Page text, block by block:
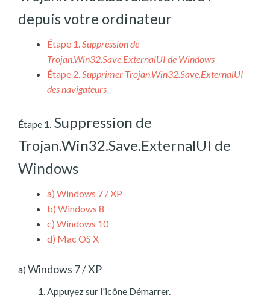
depuis votre ordinateur
Étape 1.Suppression de
Trojan.Win32.Save.ExternalUI de Windows
Étape 2.Supprimer Trojan.Win32.Save.ExternalUI
des navigateurs
Étape 1. Suppression de
Trojan.Win32.Save.ExternalUI de
Windows
a) Windows 7 / XP
b) Windows 8
c) Windows 10
d) Mac OS X
a) Windows 7 / XP
Appuyez sur l'icône Démarrer.